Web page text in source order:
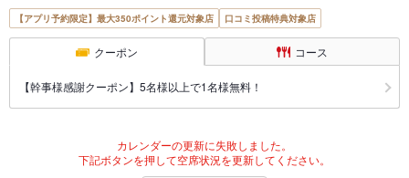
【アプリ予約限定】最大350ポイント還元対象店 口コミ投稿特典対象店
クーポン コース
【幹事様感謝クーポン】5名様以上で1名様無料！
カレンダーの更新に失敗しました。
下記ボタンを押して空席状況を更新してください。